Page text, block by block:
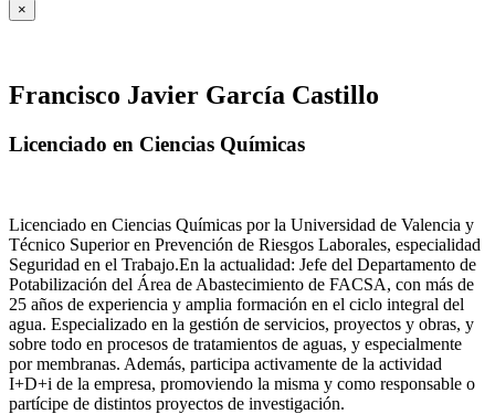
×
Francisco Javier García Castillo
Licenciado en Ciencias Químicas
Licenciado en Ciencias Químicas por la Universidad de Valencia y
Técnico Superior en Prevención de Riesgos Laborales, especialidad
Seguridad en el Trabajo.En la actualidad: Jefe del Departamento de
Potabilización del Área de Abastecimiento de FACSA, con más de
25 años de experiencia y amplia formación en el ciclo integral del
agua. Especializado en la gestión de servicios, proyectos y obras, y
sobre todo en procesos de tratamientos de aguas, y especialmente
por membranas. Además, participa activamente de la actividad
I+D+i de la empresa, promoviendo la misma y como responsable o
partícipe de distintos proyectos de investigación.